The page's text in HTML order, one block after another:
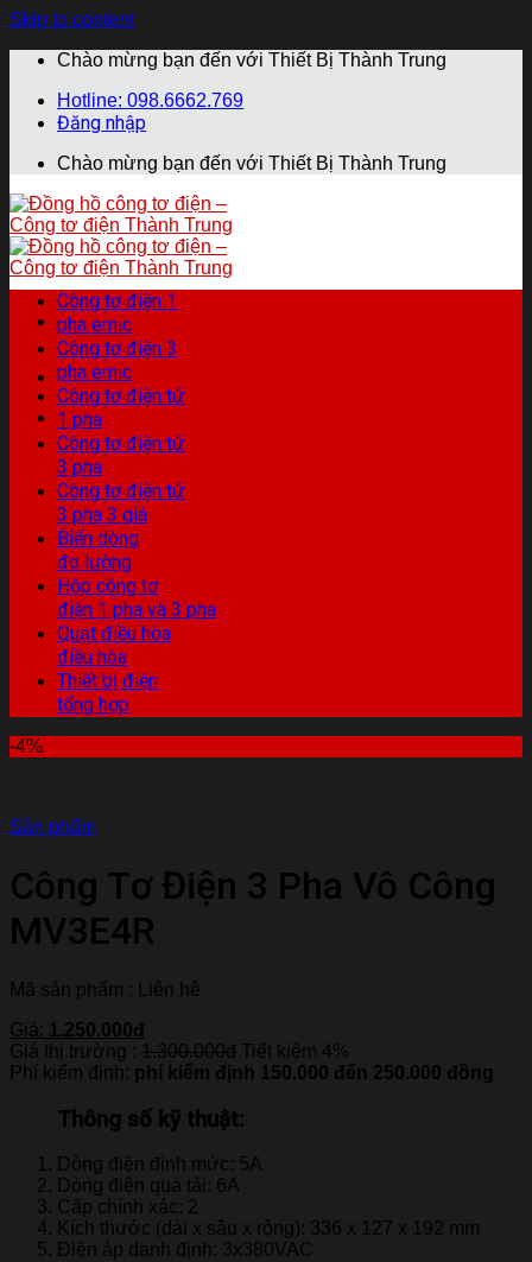
Skip to content
Chào mừng bạn đến với Thiết Bị Thành Trung
Hotline: 098.6662.769
Đăng nhập
Chào mừng bạn đến với Thiết Bị Thành Trung
Công tơ điện 1
pha emic
Công tơ điện 3
pha emic
Công tơ điện tử
1 pha
Công tơ điện tử
3 pha
Công tơ điện tử
3 pha 3 giá
Biến dòng
đo lường
Hộp công tơ
điện 1 pha và 3 pha
Quạt điều hòa
điều hòa
Thiết bị điện
tổng hợp
-4%
Sản phẩm
Công Tơ Điện 3 Pha Vô Công
MV3E4R
Mã sản phẩm : Liên hệ
Giá: 1.250.000đ
Giá thị trường : 1.300.000đ Tiết kiệm 4%
Phí kiểm định: phí kiểm định 150.000 đến 250.000 đồng
Thông số kỹ thuật:
Dòng điện định mức: 5A
Dòng điện quá tải: 6A
Cấp chính xác: 2
Kích thước (dài x sâu x rộng): 336 x 127 x 192 mm
Điện áp danh định: 3x380VAC